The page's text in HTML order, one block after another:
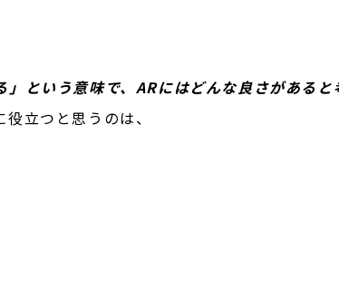
という意味で、ARにはどんな良さがあると
立つと思うのは、